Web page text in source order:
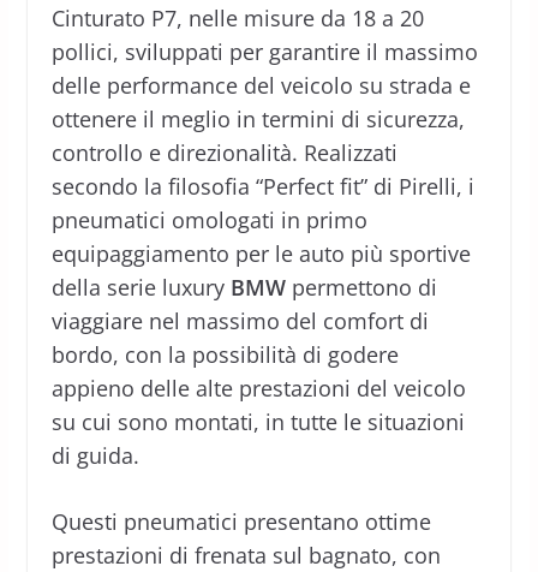
Cinturato P7, nelle misure da 18 a 20
pollici, sviluppati per garantire il massimo
delle performance del veicolo su strada e
ottenere il meglio in termini di sicurezza,
controllo e direzionalità. Realizzati
secondo la filosofia “Perfect fit” di Pirelli, i
pneumatici omologati in primo
equipaggiamento per le auto più sportive
della serie luxury BMWpermettono di
viaggiare nel massimo del comfort di
bordo, con la possibilità di godere
appieno delle alte prestazioni del veicolo
su cui sono montati, in tutte le situazioni
di guida.
Questi pneumatici presentano ottime
prestazioni di frenata sul bagnato, con